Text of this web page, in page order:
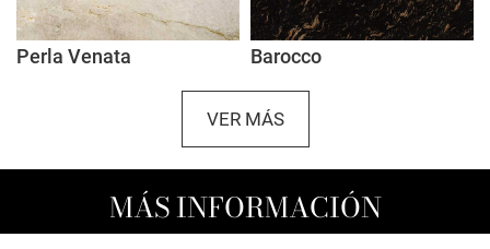
Perla Venata Barocco
VER MÁS
MÁS INFORMACIÓN